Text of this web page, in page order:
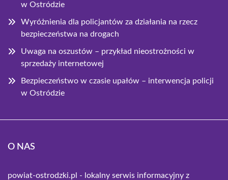
w Ostródzie
Wyróżnienia dla policjantów za działania na rzecz
bezpieczeństwa na drogach
Uwaga na oszustów – przykład nieostrożności w
sprzedaży internetowej
Bezpieczeństwo w czasie upałów – interwencja policji
w Ostródzie
O NAS
powiat-ostrodzki.pl - lokalny serwis informacyjny z